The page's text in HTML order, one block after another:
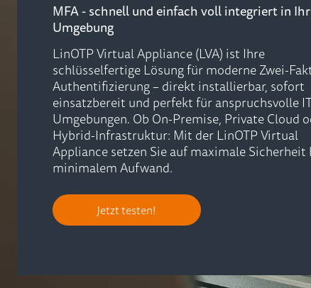
MFA - schnell und einfach voll integriert in
Umgebung
LinOTP Virtual Appliance (LVA) ist Ihre
schlüsselfertige Lösung für moderne Zwei-
Authentifizierung – direkt installierbar, sofort
einsatzbereit und perfekt für anspruchsvolle
Umgebungen. Ob On-Premise, Private Cloud
Hybrid-Infrastruktur: Mit der LinOTP Virtual
Appliance setzen Sie auf maximale Sicherheit
minimalem Aufwand.
Jetzt testen!